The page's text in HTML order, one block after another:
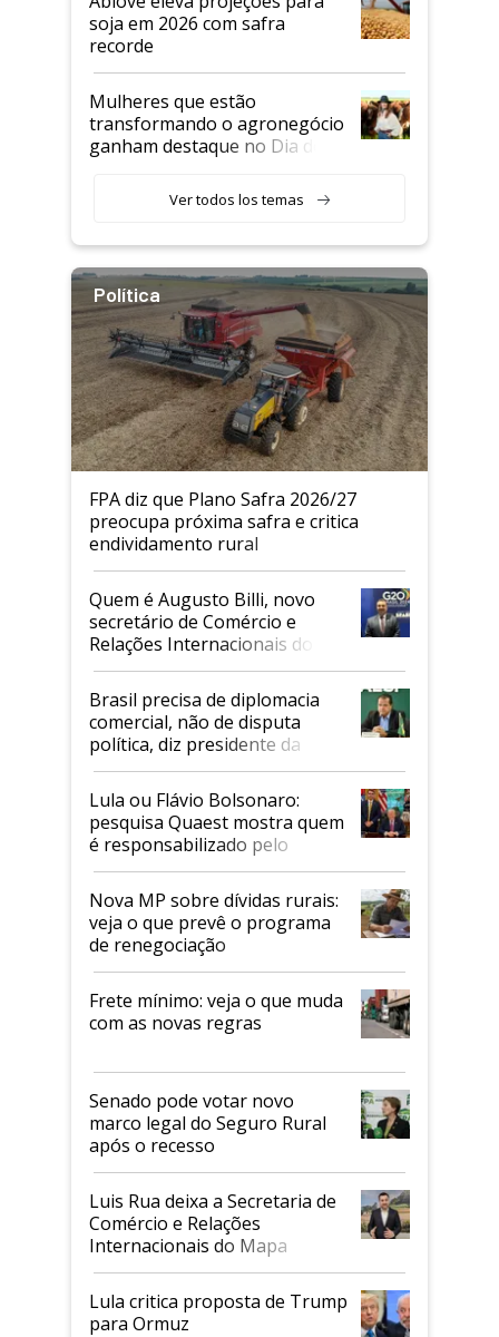
soja em 2026 com safra
recorde
Mulheres que estão
transformando o agronegócio
ganham destaque no Dia do
Ver todos los temas
Política
FPA diz que Plano Safra 2026/27
preocupa próxima safra e critica
endividamento rural
Quem é Augusto Billi, novo
secretário de Comércio e
Relações Internacionais do
Mapa
Brasil precisa de diplomacia
comercial, não de disputa
política, diz presidente da
Faesp
Lula ou Flávio Bolsonaro:
pesquisa Quaest mostra quem
é responsabilizado pelo
tarifaço dos EUA
Nova MP sobre dívidas rurais:
veja o que prevê o programa
de renegociação
Frete mínimo: veja o que muda
com as novas regras
Senado pode votar novo
marco legal do Seguro Rural
após o recesso
Luis Rua deixa a Secretaria de
Comércio e Relações
Internacionais do Mapa
Lula critica proposta de Trump
para Ormuz